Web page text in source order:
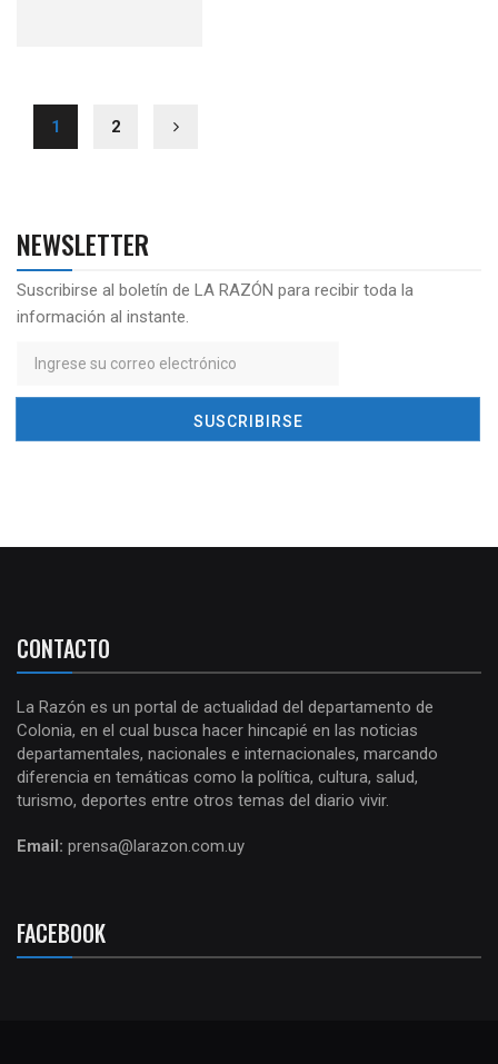
1 2
NEWSLETTER
Suscribirse al boletín de LA RAZÓN para recibir toda la
información al instante.
CONTACTO
La Razón es un portal de actualidad del departamento de
Colonia, en el cual busca hacer hincapié en las noticias
departamentales, nacionales e internacionales, marcando
diferencia en temáticas como la política, cultura, salud,
turismo, deportes entre otros temas del diario vivir.
Email: prensa@larazon.com.uy
FACEBOOK